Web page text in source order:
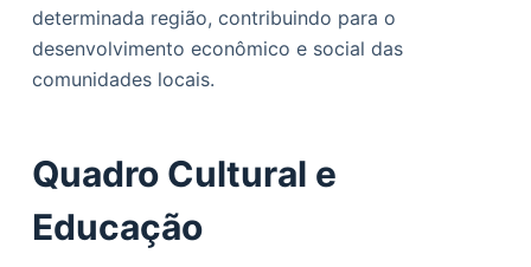
determinada região, contribuindo para o
desenvolvimento econômico e social das
comunidades locais.
Quadro Cultural e
Educação